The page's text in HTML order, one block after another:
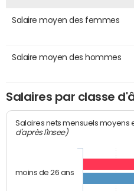
Salaire moyen des femmes
Salaire moyen des hommes
Salaires par classe
Salaires nets mensuels moyens
d'après l'Insee)
moins de 26 ans